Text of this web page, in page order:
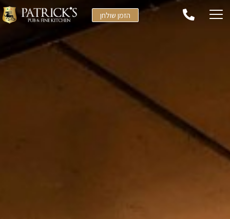
הזמן שולחן